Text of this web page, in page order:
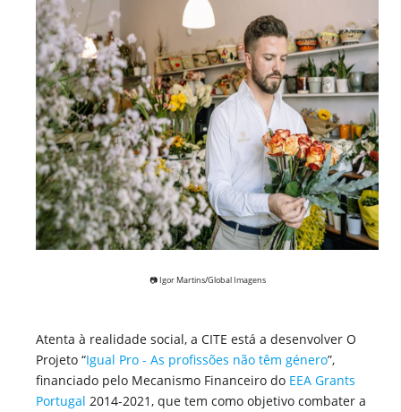
📷 Igor Martins/Global Imagens
Atenta à realidade social, a CITE está a desenvolver O
Projeto “Igual Pro - As profissões não têm género”,
financiado pelo Mecanismo Financeiro do EEA Grants
Portugal 2014-2021, que tem como objetivo combater a